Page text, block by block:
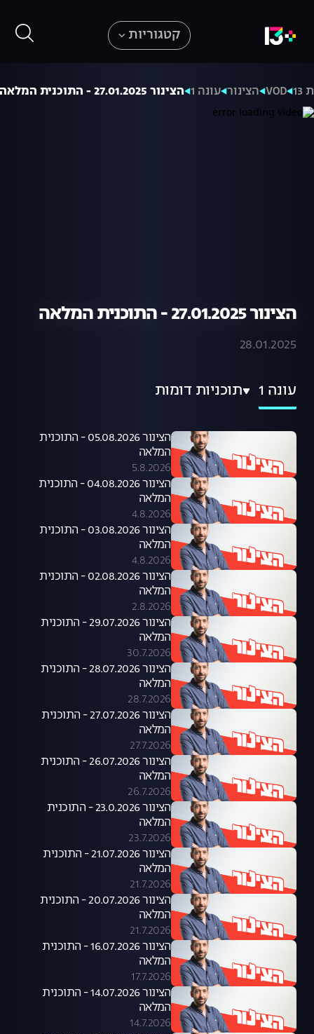
קטגוריות
VOD הצינור עונה 1 הצינור 27.01.2025 - התוכנית המלאה
הצינור 27.01.2025 - התוכנית המלאה
28.01.2025
עונה 1 תוכניות דומות
הצינור 05.08.2026 - התוכנית
המלאה
5.8.2026
הצינור 04.08.2026 - התוכנית
המלאה
4.8.2026
הצינור 03.08.2026 - התוכנית
המלאה
4.8.2026
הצינור 02.08.2026 - התוכנית
המלאה
2.8.2026
הצינור 29.07.2026 - התוכנית
המלאה
30.7.2026
הצינור 28.07.2026 - התוכנית
המלאה
28.7.2026
הצינור 27.07.2026 - התוכנית
המלאה
27.7.2026
הצינור 26.07.2026 - התוכנית
המלאה
26.7.2026
הצינור 23.0.2026 - התוכנית
המלאה
23.7.2026
הצינור 21.07.2026 - התוכנית
המלאה
21.7.2026
הצינור 20.07.2026 - התוכנית
המלאה
21.7.2026
הצינור 16.07.2026 - התוכנית
המלאה
17.7.2026
הצינור 14.07.2026 - התוכנית
המלאה
14.7.2026